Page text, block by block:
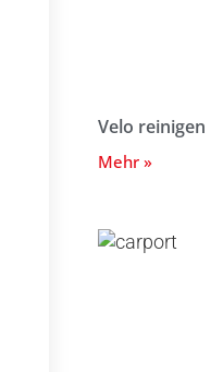
Velo reinigen
Mehr »